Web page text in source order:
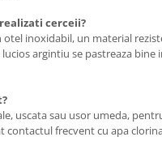
cerceii?
otel inoxidabil, un material
argintiu se pastreaza bine
uscata sau usor umeda,
contactul frecvent cu apa